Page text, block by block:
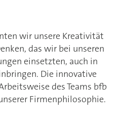
wir unsere Kreativität
das wir bei unseren
einsetzten, auch in
Die innovative
des Teams bfb
Firmenphilosophie.